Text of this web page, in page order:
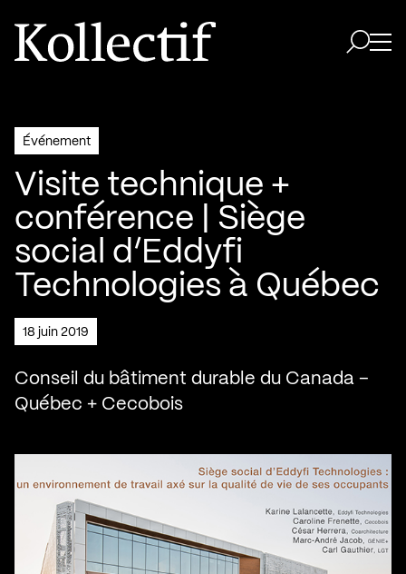
Aller à la page d'accueil
Logo Kollectif
Événement
Visite technique +
conférence | Siège
social d’Eddyfi
Technologies à Québec
18 juin 2019
Conseil du bâtiment durable du Canada –
Québec + Cecobois